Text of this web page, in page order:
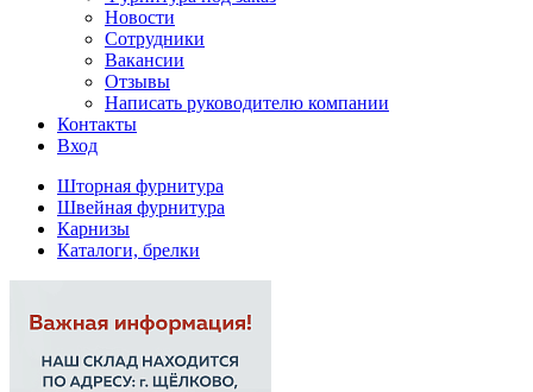
Новости
Сотрудники
Вакансии
Отзывы
Написать руководителю компании
Контакты
Вход
Шторная фурнитура
Швейная фурнитура
Карнизы
Каталоги, брелки